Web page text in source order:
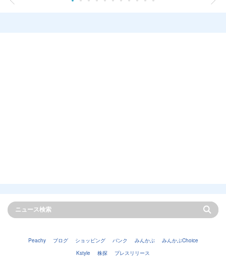
Peachy ブログ ショッピング バンク みんかぶ
みんかぶChoice
Kstyle
株探 プレスリリース